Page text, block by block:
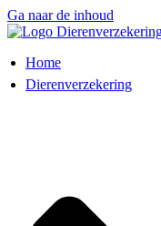
Ga naar de inhoud
Home
Dierenverzekering